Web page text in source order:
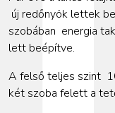
új redőnyök lettek
szobában energia
lett beépítve.
A felső teljes szint
két szoba felett a